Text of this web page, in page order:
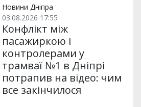
Новини Дніпра
03.08.2026 17:55
Конфлікт між
пасажиркою і
контролерами у
трамваї №1 в Дніпрі
потрапив на відео: чим
все закінчилося